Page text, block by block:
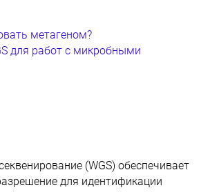
метагеном?
для работ с микробными
(WGS) обеспечивает
для идентификации